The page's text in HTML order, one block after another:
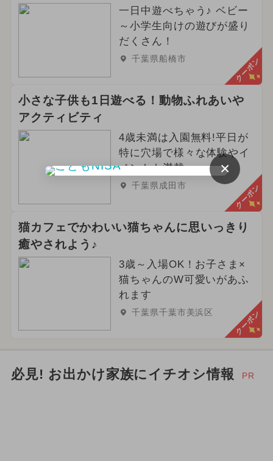
一日中遊べちゃう♪ ベビー
～小学生向けの遊びが盛り
だくさん！
千葉県船橋市 クーポン
小さな子供も1日遊べる！動物ふれあいや
アクティビティ
4歳未満は入園無料!平日が
特に穴場で様々な体験やイ
ベントも満載
千葉県成田市 クーポン
猫カフェでかわいい猫ちゃんに思いっきり
癒やされよう♪
3歳～入場OK！お子さま×
猫ちゃんのW可愛いがあふ
れます
千葉県千葉市美浜区 クーポン
必見! お出かけ家族にイチオシ情報 PR
×